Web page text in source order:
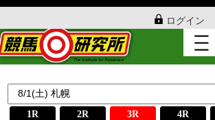
ログイン
1R 2R 3R 4R